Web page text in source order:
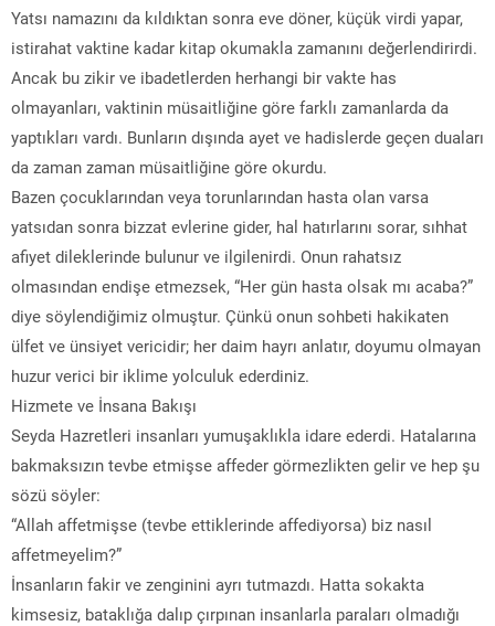
Yatsı namazını da kıldıktan sonra eve döner, küçük virdi yapar,
istirahat vaktine kadar kitap okumakla zamanını değerlendirirdi.
Ancak bu zikir ve ibadetlerden herhangi bir vakte has
olmayanları, vaktinin müsaitliğine göre farklı zamanlarda da
yaptıkları vardı. Bunların dışında ayet ve hadislerde geçen duaları
da zaman zaman müsaitliğine göre okurdu.
Bazen çocuklarından veya torunlarından hasta olan varsa
yatsıdan sonra bizzat evlerine gider, hal hatırlarını sorar, sıhhat
afiyet dileklerinde bulunur ve ilgilenirdi. Onun rahatsız
olmasından endişe etmezsek, “Her gün hasta olsak mı acaba?”
diye söylendiğimiz olmuştur. Çünkü onun sohbeti hakikaten
ülfet ve ünsiyet vericidir; her daim hayrı anlatır, doyumu olmayan
huzur verici bir iklime yolculuk ederdiniz.
Hizmete ve İnsana Bakışı
Seyda Hazretleri insanları yumuşaklıkla idare ederdi. Hatalarına
bakmaksızın tevbe etmişse affeder görmezlikten gelir ve hep şu
sözü söyler:
“Allah affetmişse (tevbe ettiklerinde affediyorsa) biz nasıl
affetmeyelim?”
İnsanların fakir ve zenginini ayrı tutmazdı. Hatta sokakta
kimsesiz, bataklığa dalıp çırpınan insanlarla paraları olmadığı